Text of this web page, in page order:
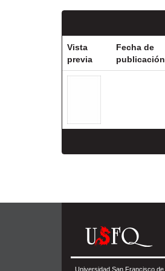
Vista
previa
Fecha de
publicación
Universidad San Francisco de